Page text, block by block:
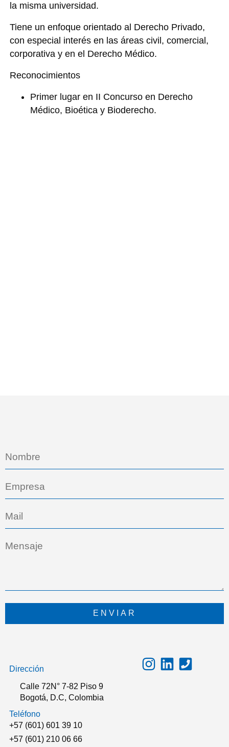
la misma universidad.
Tiene un enfoque orientado al Derecho Privado,
con especial interés en las áreas civil, comercial,
corporativa y en el Derecho Médico.
Reconocimientos
Primer lugar en II Concurso en Derecho
Médico, Bioética y Bioderecho.
ENVIAR
Dirección
Calle 72N° 7-82 Piso 9
Bogotá, D.C, Colombia
Teléfono
+57 (601) 601 39 10
+57 (601) 210 06 66